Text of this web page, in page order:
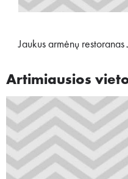
Jaukus armėnų restoranas
Artimiausios